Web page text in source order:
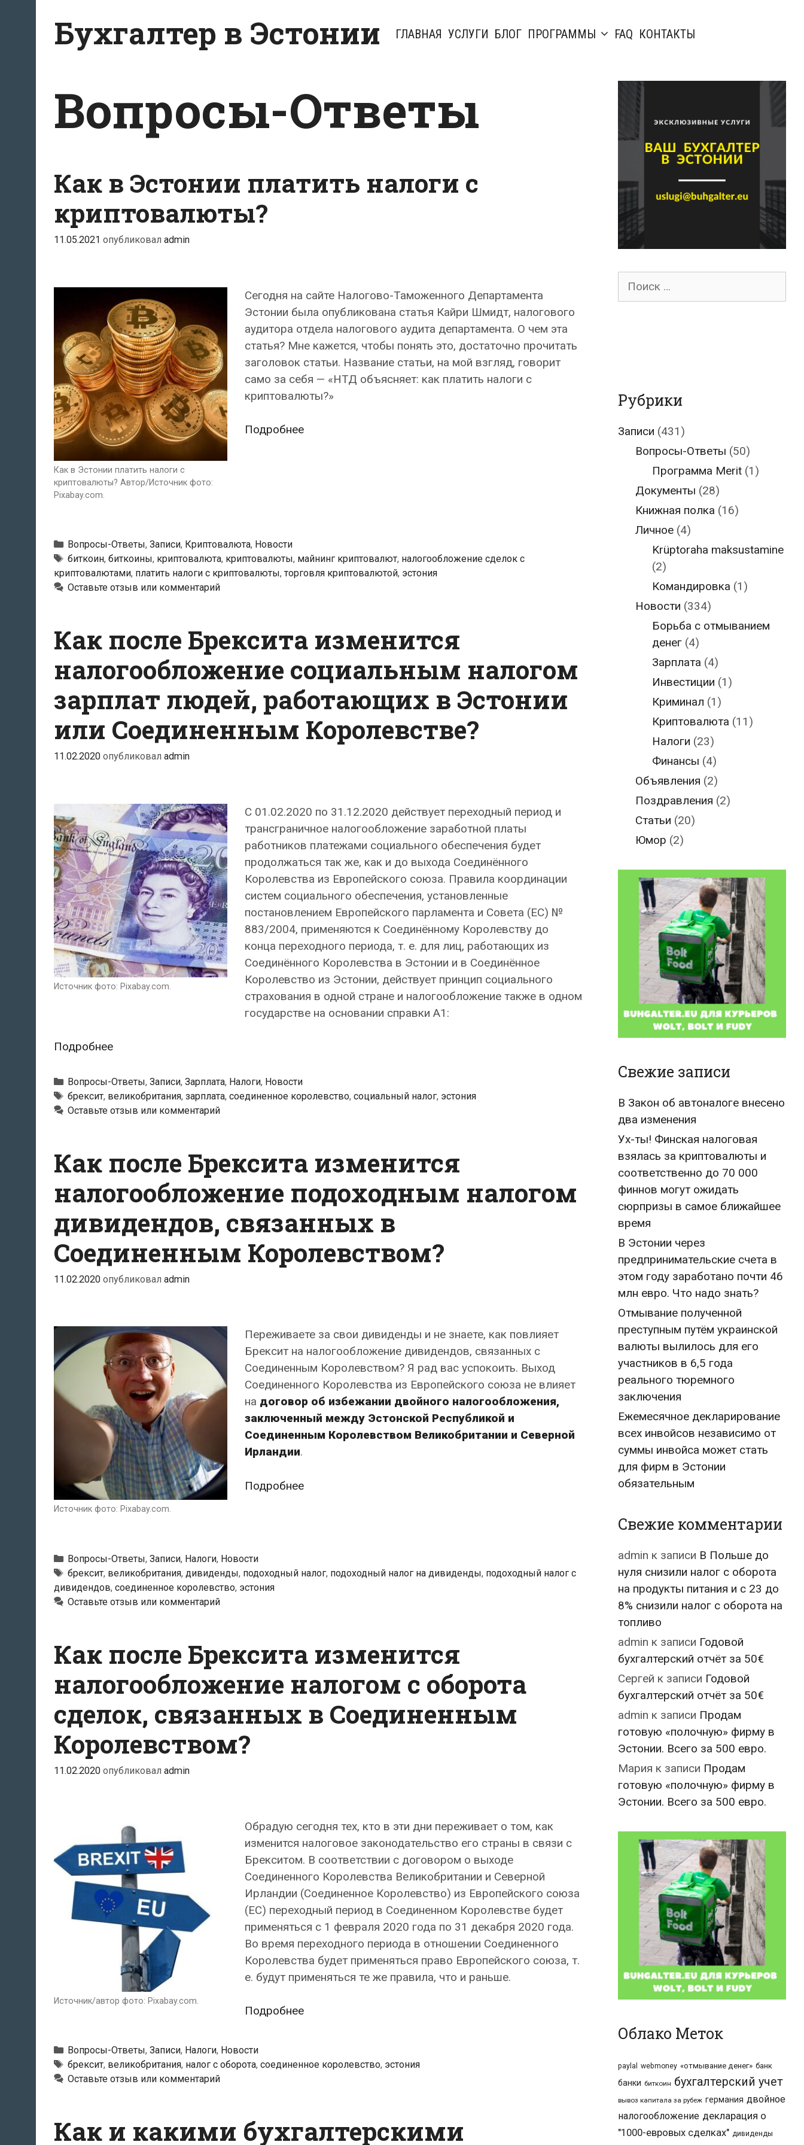
содержанию
Бухгалтер в Эстонии ГЛАВНАЯ УСЛУГИ БЛОГ ПРОГРАММЫ FAQ КОНТАКТЫ
Вопросы-Ответы
Как в Эстонии платить налоги с
криптовалюты?
11.05.2021 опубликовал admin
Как в Эстонии платить налоги с
криптовалюты? Автор/Источник фото:
Pixabay.com.
Сегодня на сайте Налогово-Таможенного Департамента
Эстонии была опубликована статья Кайри Шмидт, налогового
аудитора отдела налогового аудита департамента. О чем эта
статья? Мне кажется, чтобы понять это, достаточно прочитать
заголовок статьи. Название статьи, на мой взгляд, говорит
само за себя — «НТД объясняет: как платить налоги с
криптовалюты?»
ПодробнееКак
Рубрики
Вопросы-Ответы, Записи, Криптовалюта, Новости
Метки
биткоин, биткоины, криптовалюта, криптовалюты, майнинг криптовалют, налогообложение сделок с
криптовалютами, платить налоги с криптовалюты,торговля криптовалютой, эстония
Оставьте отзыв или комментарий
Как после Брексита изменится
налогообложение социальным налогом
зарплат людей, работающих в Эстонии
или Соединенным Королевстве?
11.02.2020 опубликовал admin
Источник фото: Pixabay.com.
C 01.02.2020 по 31.12.2020 действует переходный период и
трансграничное налогообложение заработной платы
работников платежами социального обеспечения будет
продолжаться так же, как и до выхода Соединённого
Королевства из Европейского союза. Правила координации
систем социального обеспечения, установленные
постановлением Европейского парламента и Совета (ЕС) №
883/2004, применяются к Соединённому Королевству до
конца переходного периода, т. е. для лиц, работающих из
Соединённого Королевства в Эстонии и в Соединённое
Королевство из Эстонии, действует принцип социального
страхования в одной стране и налогообложение также в одном
государстве на основании справки A1:
ПодробнееКак
Брексита
изменится
налогообложение
зарплат
работающих
Эстонии
или
Соединенным
Королевстве?
Рубрики
Вопросы-Ответы, Записи, Зарплата, Налоги, Новости
Метки
брексит, великобритания, зарплата, соединенное королевство, социальный налог, эстония
Оставьте отзыв или комментарий
Как после Брексита изменится
налогообложение подоходным налогом
дивидендов, связанных в
Соединенным Королевством?
11.02.2020 опубликовал admin
Источник фото: Pixabay.com.
Переживаете за свои дивиденды и не знаете, как повлияет
Брексит на налогообложение дивидендов, связанных с
Соединенным Королевством? Я рад вас успокоить. Выход
Соединенного Королевства из Европейского союза не влияет
на договор об избежании двойного налогообложения,
заключенный между Эстонской Республикой и
Соединенным Королевством Великобритании и Северной
Ирландии.
ПодробнееКак
подоходным
Соединенным
Рубрики
Вопросы-Ответы, Записи, Налоги, Новости
Метки
брексит, великобритания, дивиденды, подоходный налог, подоходный налог на дивиденды, подоходный налог с
дивидендов, соединенное королевство, эстония
Оставьте отзыв или комментарий
Как после Брексита изменится
налогообложение налогом с оборота
сделок, связанных в Соединенным
Королевством?
11.02.2020 опубликовал admin
Источник/автор фото: Pixabay.com.
Обрадую сегодня тех, кто в эти дни переживает о том, как
изменится налоговое законодательство его страны в связи с
Брекситом. В соответствии с договором о выходе
Соединенного Королевства Великобритании и Северной
Ирландии (Соединенное Королевство) из Европейского cоюза
(ЕС) переходный период в Соединенном Королевстве будет
применяться с 1 февраля 2020 года по 31 декабря 2020 года.
Во время переходного периода в отношении Соединенного
Королевства будет применяться право Европейского союза, т.
е. будут применяться те же правила, что и раньше.
ПодробнееКак
изменится
оборота
Рубрики
Вопросы-Ответы, Записи, Налоги, Новости
Метки
брексит, великобритания, налог с оборота, соединенное королевство, эстония
Оставьте отзыв или комментарий
Как и какими бухгалтерскими
Поиск
Рубрики
Записи (431)
Вопросы-Ответы (50)
Программа Merit (1)
Документы (28)
Книжная полка (16)
Личное(4)
Krüptoraha maksustamine
(2)
Командировка (1)
Новости (334)
Борьба с отмыванием
денег (4)
Зарплата (4)
Инвестиции (1)
Криминал (1)
Криптовалюта (11)
Налоги (23)
Финансы (4)
Объявления (2)
Поздравления (2)
Статьи (20)
Юмор (2)
Свежие записи
В Закон об автоналоге внесено
два изменения
Ух-ты! Финская налоговая
взялась за криптовалюты и
соответственно до 70 000
финнов могут ожидать
сюрпризы в самое ближайшее
время
В Эстонии через
предпринимательские счета в
этом году заработано почти 46
млн евро. Что надо знать?
Отмывание полученной
преступным путём украинской
валюты вылилось для его
участников в 6,5 года
реального тюремного
заключения
Ежемесячное декларирование
всех инвойсов независимо от
суммы инвойса может стать
для фирм в Эстонии
обязательным
Свежие комментарии
admin к записи В Польше до
нуля снизили налог с оборота
на продукты питания и с 23 до
8% снизили налог с оборота на
топливо
admin к записи Годовой
бухгалтерский отчёт за 50€
Сергей к записи Годовой
бухгалтерский отчёт за 50€
admin к записи Продам
готовую «полочную» фирму в
Эстонии. Всего за 500 евро.
Мария к записи Продам
готовую «полочную» фирму в
Эстонии. Всего за 500 евро.
Облако Меток
paylal webmoney «отмывание денег» банк
банки биткоин бухгалтерский учет
вывоз капитала за рубеж германия двойное
налогообложение декларация о
"1000-евровых сделках" дивиденды